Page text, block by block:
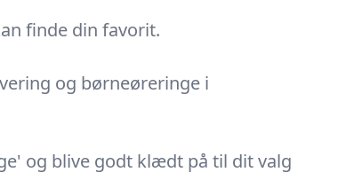
finde din favorit.
og børneøreringe i
og blive godt klædt på til dit valg